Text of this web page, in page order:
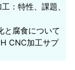
：特性、課題、
腐食について
CNC加工サプ